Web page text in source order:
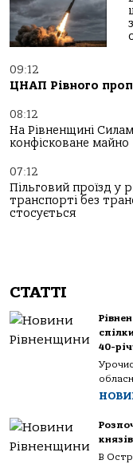
09:12
ЦНАП Рівного
08:12
На Рівненщині
конфісковане майно
07:12
Пільговий проїзд у
транспорті без
стосується
СТАТТІ
40-
В